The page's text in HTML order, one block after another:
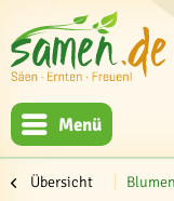
Menü
Übersicht